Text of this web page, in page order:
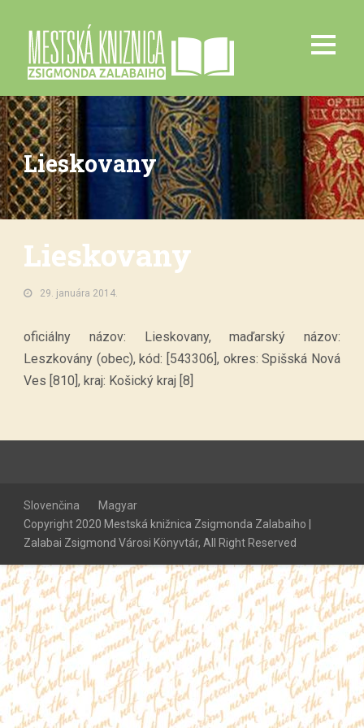
Lieskovany
Lieskovany
29. januára 2014.
oficiálny názov: Lieskovany, maďarský názov:
Leszkovány (obec), kód: [543306], okres: Spišská Nová
Ves [810], kraj: Košický kraj [8]
Slovenčina
Magyar
Copyright 2020 Mestská knižnica Zsigmonda Zalabaiho |
Zalabai Zsigmond Városi Könyvtár, All Right Reserved